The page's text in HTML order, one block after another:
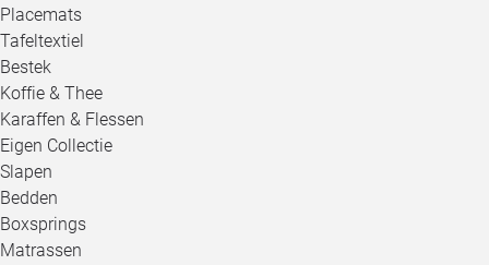
Placemats
Tafeltextiel
Bestek
Koffie & Thee
Karaffen & Flessen
Eigen Collectie
Slapen
Bedden
Boxsprings
Matrassen